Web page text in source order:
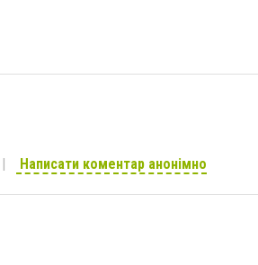
Написати коментар анонімно